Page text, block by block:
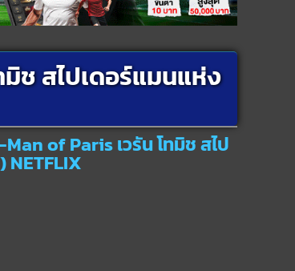
ช สไปเดอร์แมนแห่ง
of Paris เวรัน โทมิช สไป
NETFLIX